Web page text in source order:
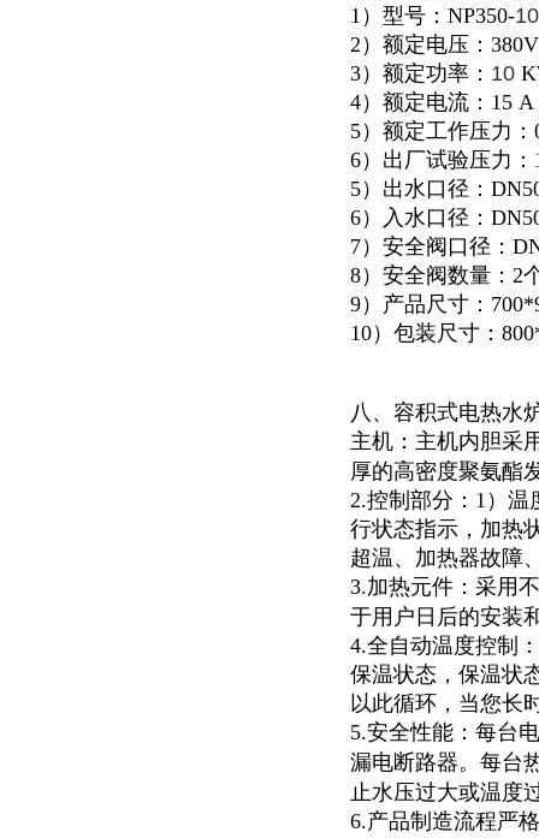
1）型号：NP350-10
2）额定电压：380V
3）额定功率： 10
4）额定电流：15 A
5）额定工作压力：
6）出厂试验压力：
5）出水口径：
6）入水口径：
7）安全阀口径：
8）安全阀数量：2
9）产品尺寸：
10）包装尺寸：
八、容积式电热水
主机：主机内胆采
厚的高密度聚氨酯
2.控制部分：1）温
行状态指示，加热
超温、加热器故障
3.加热元件：采用
于用户日后的安装
4.全自动温度控制
保温状态，保温状
以此循环，当您长
5.安全性能：每台
漏电断路器。每台
止水压过大或温度
6.产品制造流程严